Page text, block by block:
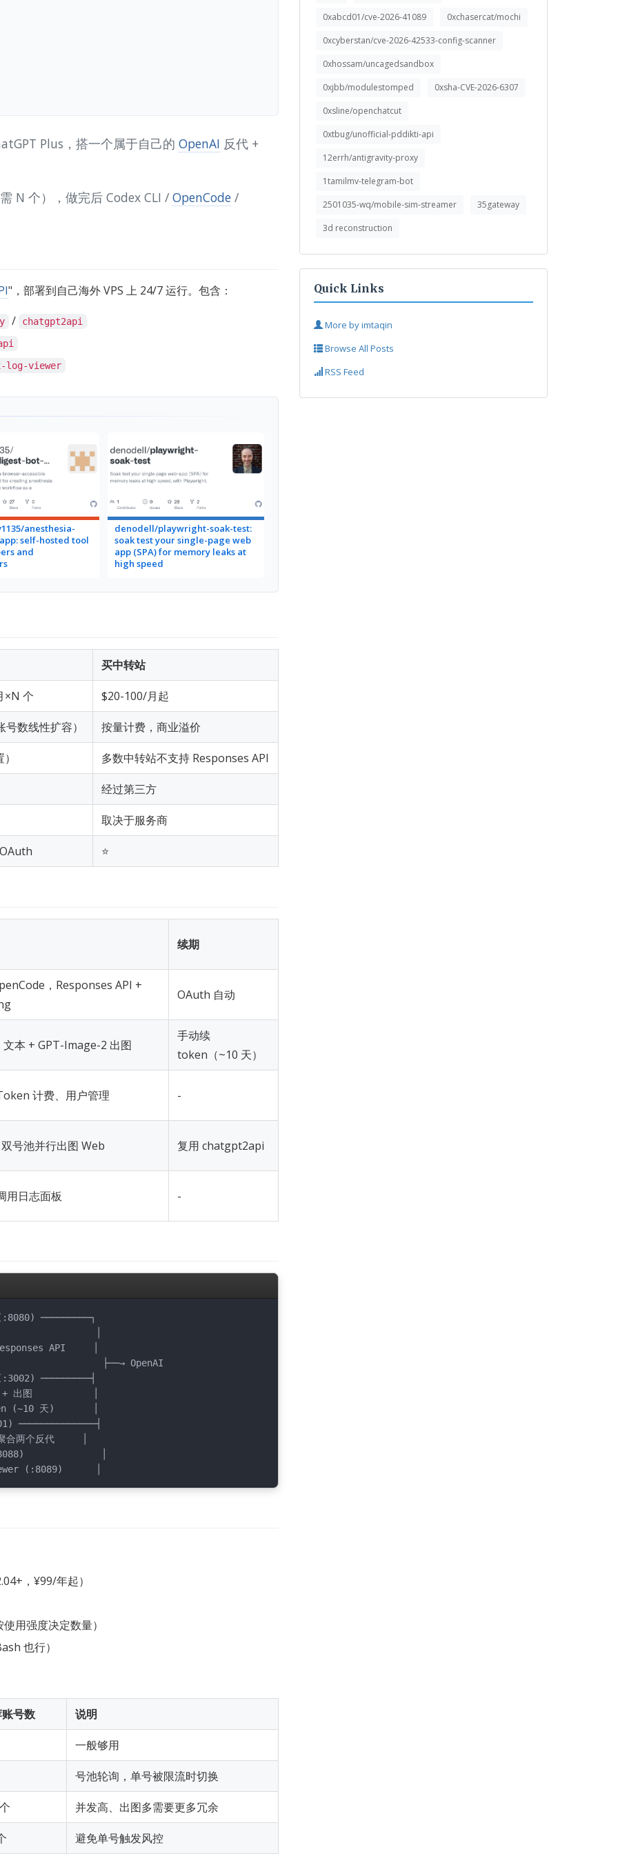
Plus，搭一个属于自己的 OpenAI 反代 +
N 个），做完后 Codex CLI / OpenCode /
"，部署到自己海外 VPS 上 24/7 运行。包含：
/
chatgpt2api
log-viewer
anesthesia-
self-hosted tool
and
denodell/playwright-soak-test:
soak test your single-page web
app (SPA) for memory leaks at
high speed
买中转站
×N 个 $20-100/月起
数线性扩容） 按量计费，商业溢价
多数中转站不支持 Responses API
经过第三方
取决于服务商
⭐
续期
，Responses API +
OAuth 自动
本 + GPT-Image-2 出图
手动续
token（~10 天）
计费、用户管理 -
号池并行出图 Web 复用 chatgpt2api
用日志面板 -
├──→ OpenAI
，¥99/年起）
用强度决定数量）
也行）
号数 说明
一般够用
号池轮询，单号被限流时切换
并发高、出图多需要更多冗余
避免单号触发风控
0xabcd01/cve-2026-41089
0xchasercat/mochi
0xcyberstan/cve-2026-42533-config-scanner
0xhossam/uncagedsandbox
0xjbb/modulestomped
0xsha-CVE-2026-6307
0xsline/openchatcut
0xtbug/unofficial-pddikti-api
12errh/antigravity-proxy
1tamilmv-telegram-bot
2501035-wq/mobile-sim-streamer
35gateway
3d reconstruction
Quick Links
More by imtaqin
Browse All Posts
RSS Feed